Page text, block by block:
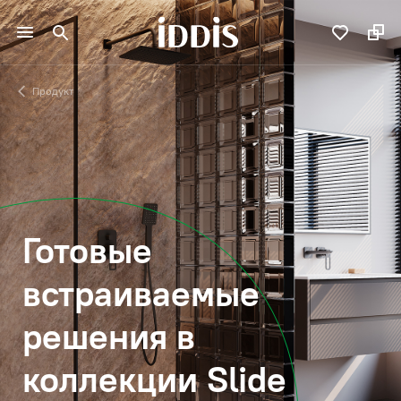
Продукт
Готовые
встраиваемые
решения в
коллекции Slide